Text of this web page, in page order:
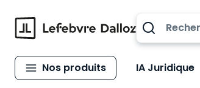
Nos produits IA Juridique